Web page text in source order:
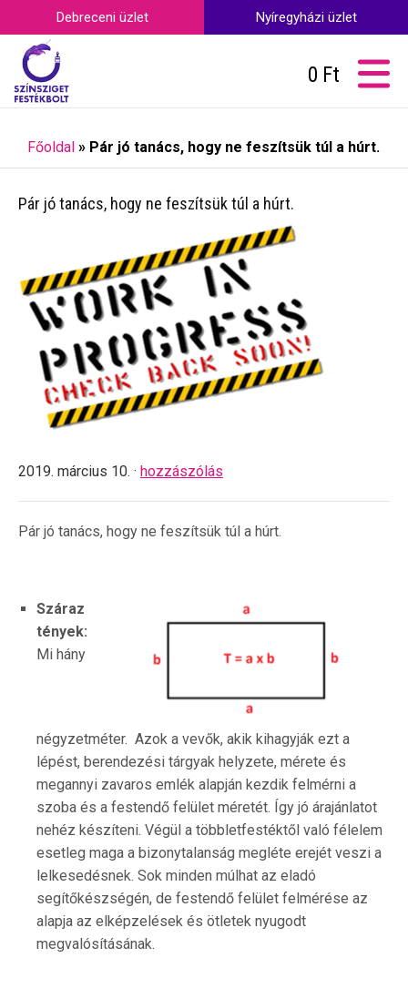
Debreceni üzlet Nyíregyházi üzlet
0 Ft
Főoldal » Pár jó tanács, hogy ne feszítsük túl a húrt.
Pár jó tanács, hogy ne feszítsük túl a húrt.
2019. március 10. · hozzászólás
Pár jó tanács, hogy ne feszítsük túl a húrt.
Száraz
tények:
Mi hány
négyzetméter. Azok a vevők, akik kihagyják ezt a
lépést, berendezési tárgyak helyzete, mérete és
megannyi zavaros emlék alapján kezdik felmérni a
szoba és a festendő felület méretét. Így jó árajánlatot
nehéz készíteni. Végül a többletfestéktől való félelem
esetleg maga a bizonytalanság megléte erejét veszi a
lelkesedésnek. Sok minden múlhat az eladó
segítőkészségén, de festendő felület felmérése az
alapja az elképzelések és ötletek nyugodt
megvalósításának.